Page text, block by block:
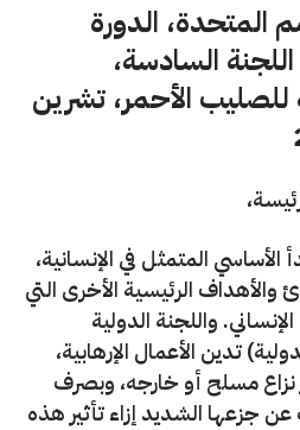
المتحدة، الدورة
السادسة،
للصليب الأحمر، تشرين
الأساسي المتمثل في الإنسانية،
والأهداف الرئيسية الأخرى التي
واللجنة الدولية
تدين الأعمال الإرهابية،
نزاع مسلح أو خارجه، وبصرف
عن جزعها الشديد إزاء تأثير هذه